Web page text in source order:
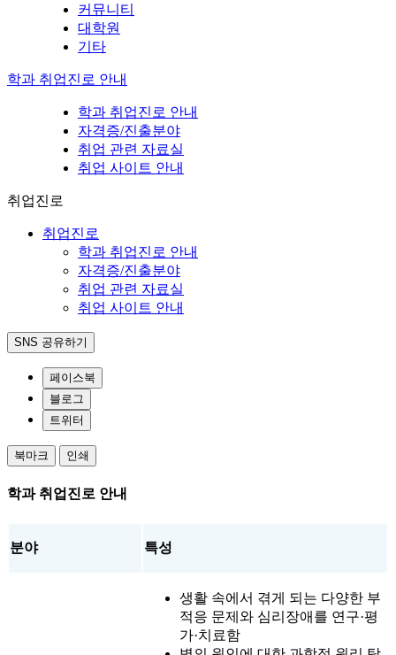
커뮤니티
대학원
기타
학과 취업진로 안내
학과 취업진로 안내
자격증/진출분야
취업 관련 자료실
취업 사이트 안내
취업진로
취업진로
학과 취업진로 안내
자격증/진출분야
취업 관련 자료실
취업 사이트 안내
SNS 공유하기
페이스북
블로그
트위터
북마크 인쇄
학과 취업진로 안내
분야 특성
생활 속에서 겪게 되는 다양한 부
적응 문제와 심리장애를 연구·평
가·치료함